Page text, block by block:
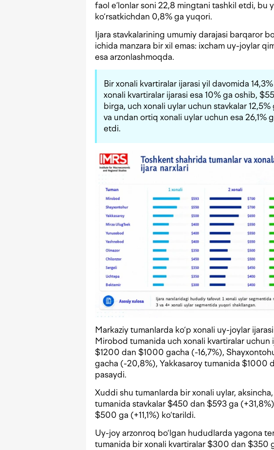
faol e’lonlar soni 22,8 mingtani tashkil etdi, bu
ko‘rsatkichdan 0,8% ga yuqori.
Ijara stavkalarining umumiy darajasi barqaror
ichida manzara bir xil emas: ixcham uy-joylar
esa arzonlashmoqda.
Bir xonali kvartiralar ijarasi yil davomida
xonali kvartiralar ijarasi esa 10% ga oshib,
birga, uch xonali uylar uchun stavkalar
va undan ortiq xonali uylar uchun esa 26,1%
etdi.
Markaziy tumanlarda ko‘p xonali uy-joylar
Mirobod tumanida uch xonali kvartiralar uchun
$1200 dan $1000 gacha (-16,7%),
gacha (-20,8%), Yakkasaroy tumanida $1000
pasaydi.
Xuddi shu tumanlarda bir xonali uylar,
tumanida stavkalar $450 dan $593 ga
$500 ga (+11,1%) ko‘tarildi.
Uy-joy arzonroq bo‘lgan hududlarda yagona
tumanida bir xonali kvartiralar $300 dan $350